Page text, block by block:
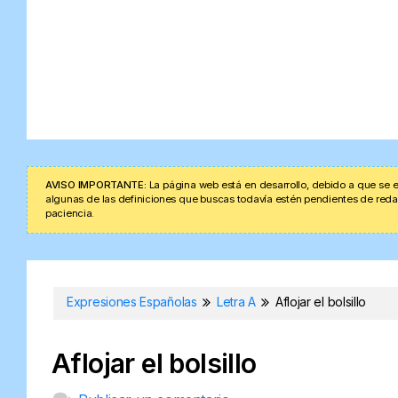
AVISO IMPORTANTE: La página web está en desarrollo, debido a que
algunas de las definiciones que buscas todavía estén pendientes de
paciencia.
Expresiones Españolas Letra A Aflojar el bolsillo
Aflojar el bolsillo